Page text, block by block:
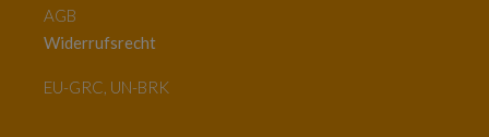
AGB
Widerrufsrecht
EU-GRC, UN-BRK